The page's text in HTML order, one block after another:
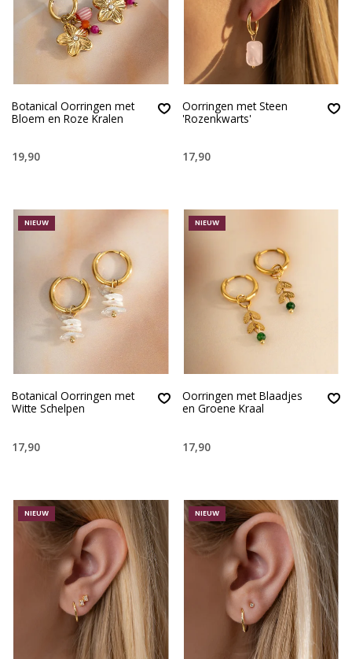
Botanical Oorringen met
Bloem en Roze Kralen
19,90
Oorringen met Steen
'Rozenkwarts'
17,90
NIEUW
Botanical Oorringen met
Witte Schelpen
17,90
NIEUW
Oorringen met Blaadjes
en Groene Kraal
17,90
NIEUW NIEUW